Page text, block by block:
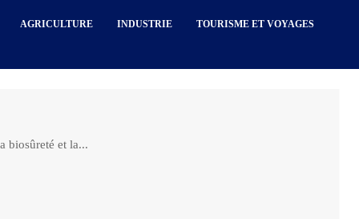
AGRICULTURE INDUSTRIE TOURISME ET VOYAGES
biosûreté et la...